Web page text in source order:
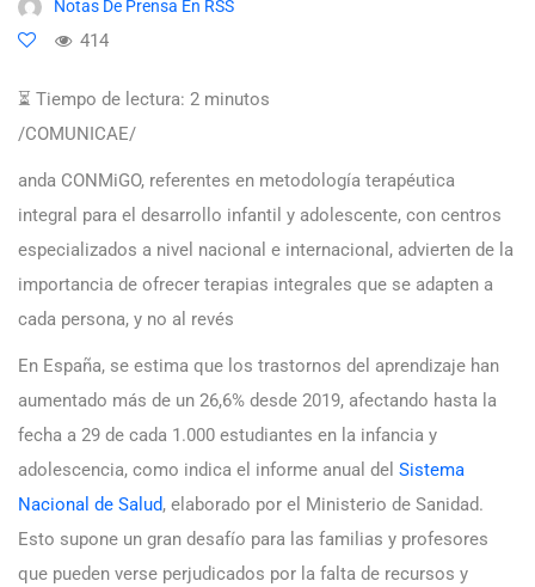
Notas De Prensa En RSS
414
⏳ Tiempo de lectura: 2 minutos
/COMUNICAE/
anda CONMiGO, referentes en metodología terapéutica
integral para el desarrollo infantil y adolescente, con centros
especializados a nivel nacional e internacional, advierten de la
importancia de ofrecer terapias integrales que se adapten a
cada persona, y no al revés
En España, se estima que los trastornos del aprendizaje han
aumentado más de un 26,6% desde 2019, afectando hasta la
fecha a 29 de cada 1.000 estudiantes en la infancia y
adolescencia, como indica el informe anual del Sistema
Nacional de Salud, elaborado por el Ministerio de Sanidad.
Esto supone un gran desafío para las familias y profesores
que pueden verse perjudicados por la falta de recursos y